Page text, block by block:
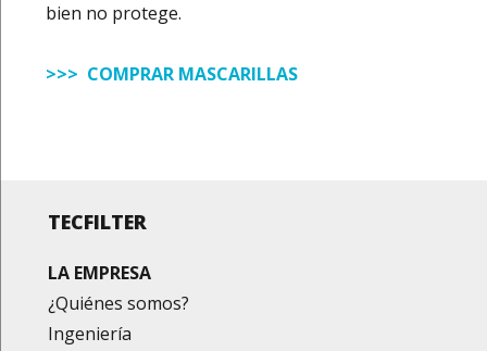
bien no protege.
>>> COMPRAR MASCARILLAS
TECFILTER
LA EMPRESA
¿Quiénes somos?
Ingeniería